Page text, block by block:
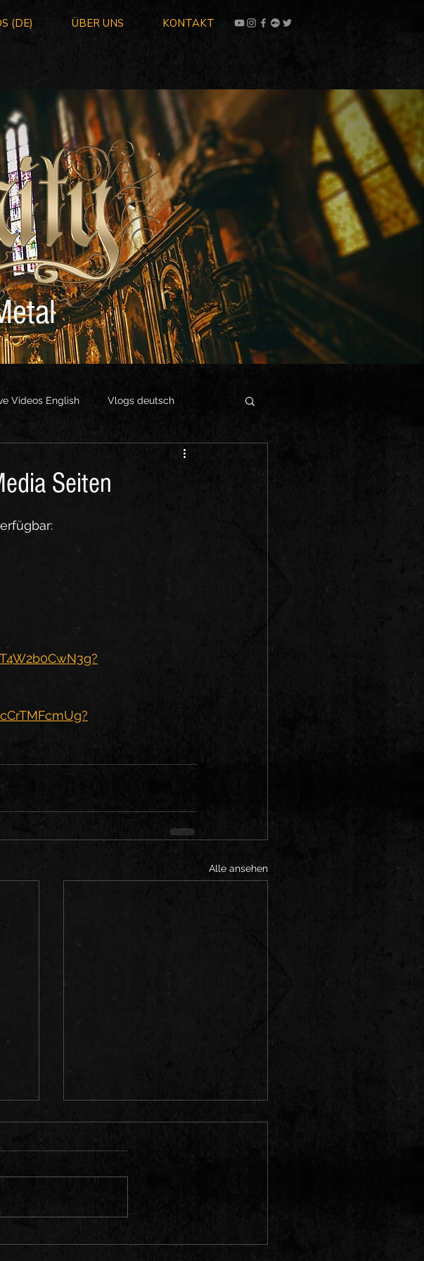
(DE) ÜBER UNS KONTAKT
Videos English Vlogs deutsch
Seiten
Alle ansehen